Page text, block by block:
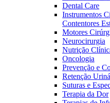
Dental Care
Instrumentos
Contentores
Motores
Neurocirurgia
Nutrição
Oncologia
Prevenção e
Retenção
Suturas e
Terapia da Dor